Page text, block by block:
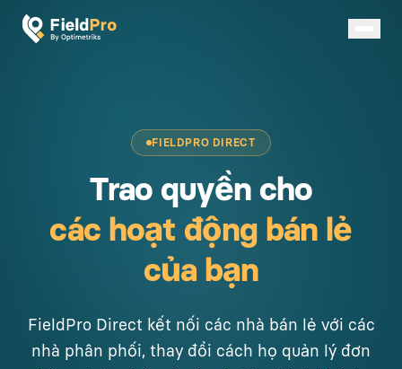
FIELDPRO DIRECT
Trao quyền cho
các hoạt động bán lẻ
của bạn
FieldPro Direct kết nối các nhà bán lẻ với các
nhà phân phối, thay đổi cách họ quản lý đơn